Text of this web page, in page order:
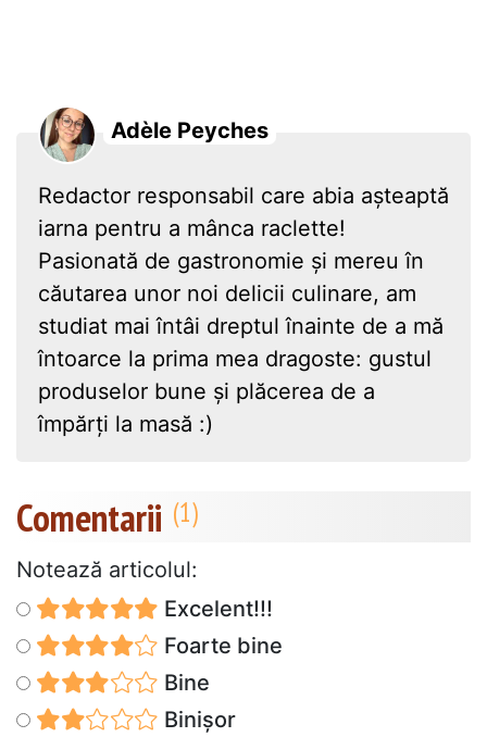
Adèle Peyches
Redactor responsabil care abia așteaptă
iarna pentru a mânca raclette!
Pasionată de gastronomie și mereu în
căutarea unor noi delicii culinare, am
studiat mai întâi dreptul înainte de a mă
întoarce la prima mea dragoste: gustul
produselor bune și plăcerea de a
împărți la masă :)
Comentarii
Notează articolul:
Excelent!!!
Foarte bine
Bine
Binișor